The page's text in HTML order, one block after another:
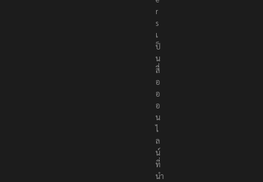
r
s
เ
ป็
น
สื่
อ
อ
อ
น
ไ
ล
น์
ที่
นำ